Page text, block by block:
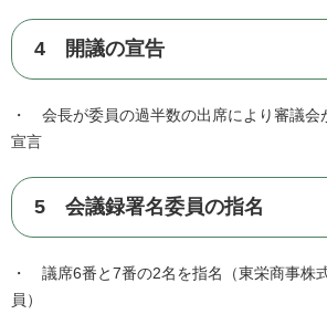
4 開議の宣告
・ 会長が委員の過半数の出席により審議会
宣言
5 会議録署名委員の指名
・ 議席6番と7番の2名を指名（東栄商事株
員）